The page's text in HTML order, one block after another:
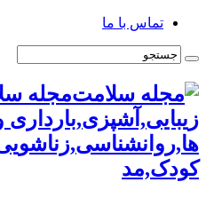
تماس با ما
مجله
زیبایی,آشپزی,بارداری
کودک,مد